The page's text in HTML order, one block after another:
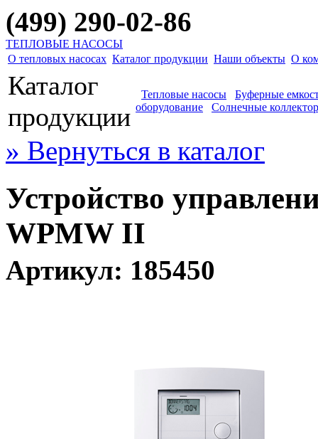
(499) 290-02-86
ТЕПЛОВЫЕ НАСОСЫ
О тепловых насосах Каталог продукции Наши объекты О
Каталог
продукции
Тепловые насосы
Буферные
оборудование
Солнечные
» Вернуться в каталог
Устройство
WPMW II
Артикул: 185450